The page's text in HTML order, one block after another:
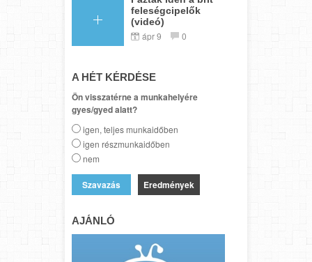
feleségcipelők
(videó)
ápr 9 0
A HÉT KÉRDÉSE
Ön visszatérne a munkahelyére
gyes/gyed alatt?
igen, teljes munkaidőben
igen részmunkaidőben
nem
Eredmények
AJÁNLÓ